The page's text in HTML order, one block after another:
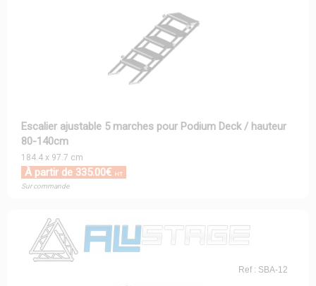
Escalier ajustable 5 marches pour Podium Deck / hauteur
80-140cm
184.4 x 97.7 cm
À partir de 335.00€ HT
Sur commande
Ref : SBA-12